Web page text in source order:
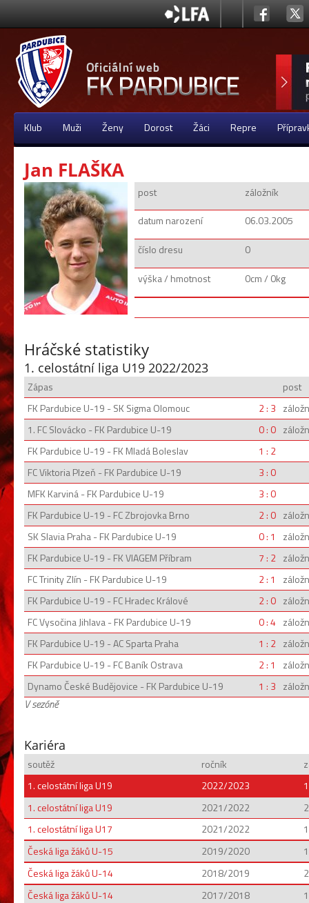
Klub Muži Ženy Dorost Žáci Repre
Jan FLAŠKA
post
záložník
datum narození
06.03.2005
číslo dresu
0
výška / hmotnost
0cm / 0kg
Hráčské statistiky
1. celostátní liga U19 2022/2023
Zápas
post
FK Pardubice U-19 - SK Sigma Olomouc
2 : 3
1. FC Slovácko - FK Pardubice U-19
0 : 0
FK Pardubice U-19 - FK Mladá Boleslav
1 : 2
FC Viktoria Plzeň - FK Pardubice U-19
3 : 0
MFK Karviná - FK Pardubice U-19
3 : 0
FK Pardubice U-19 - FC Zbrojovka Brno
2 : 0
SK Slavia Praha - FK Pardubice U-19
0 : 1
FK Pardubice U-19 - FK VIAGEM Příbram
7 : 2
FC Trinity Zlín - FK Pardubice U-19
2 : 1
FK Pardubice U-19 - FC Hradec Králové
2 : 0
FC Vysočina Jihlava - FK Pardubice U-19
0 : 4
FK Pardubice U-19 - AC Sparta Praha
1 : 2
FK Pardubice U-19 - FC Baník Ostrava
2 : 1
Dynamo České Budějovice - FK Pardubice U-19
1 : 3
V sezóně
Kariéra
soutěž ročník
1. celostátní liga U19
2022/2023
1. celostátní liga U19
2021/2022
2
1. celostátní liga U17
2021/2022
Česká liga žáků U-15
2019/2020
Česká liga žáků U-14
2018/2019
Česká liga žáků U-14
2017/2018
1